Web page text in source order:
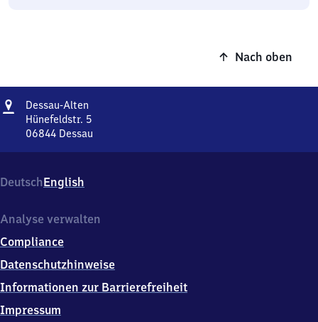
Nach oben
Adresse
Dessau-Alten
Alten
Hünefeldstr. 5
06844 Dessau
Hünefeldstr.
5,
6
4
4
DeutschEnglish
Analyse verwalten
Compliance
Datenschutzhinweise
Informationen zur Barrierefreiheit
Impressum